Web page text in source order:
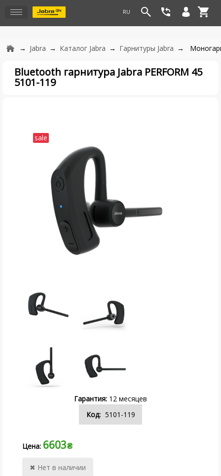
Jabra Каталог Jabra Гарнитуры Jabra
Bluetooth гарнитура Jabra PERFORM 45
5101-119
12
5101-119
6603₴